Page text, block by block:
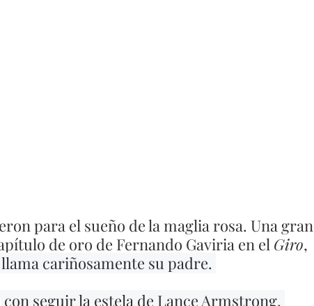
para el sueño de la maglia rosa. Una gran
de oro de Fernando Gaviria en el Giro,
cariñosamente su padre.
seguir la estela de Lance Armstrong,